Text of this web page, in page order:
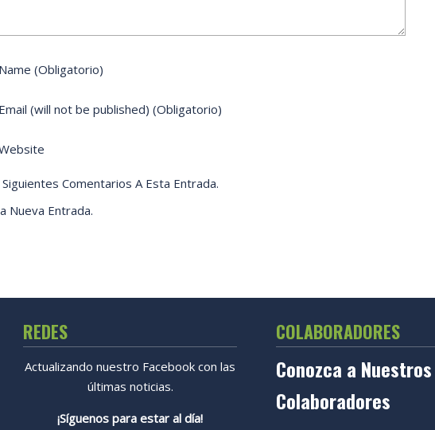
Name(obligatorio)
Email(will not be published) (obligatorio)
Comentarios A Esta Entrada.
Nueva Entrada.
REDES
Actualizando nuestro Facebook con las
últimas noticias.
¡Síguenos para estar al día!
COLABORADORES
Conozca a Nuestros
Colaboradores